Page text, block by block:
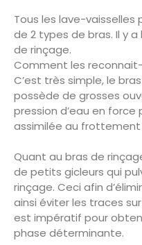
Tous les lave-vaisselles
de 2 types de bras. Il y
de rinçage.
Comment les
C’est très simple, le
possède de grosses
pression d’eau en force
assimilée au frottement
Quant au bras de
de petits gicleurs qui
rinçage. Ceci afin
ainsi éviter les traces
est impératif pour
phase déterminante.